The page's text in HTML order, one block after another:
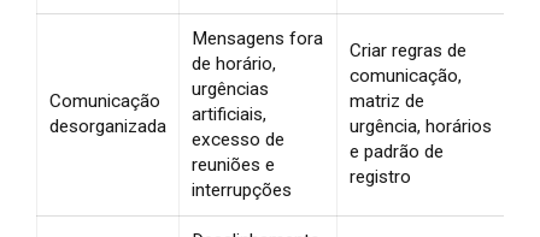
Comunicação
desorganizada
Mensagens fora
de horário,
urgências
artificiais,
excesso de
reuniões e
interrupções
Criar regras de
comunicação,
matriz de
urgência, horários
e padrão de
registro